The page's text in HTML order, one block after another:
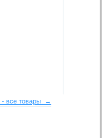
- все товары →